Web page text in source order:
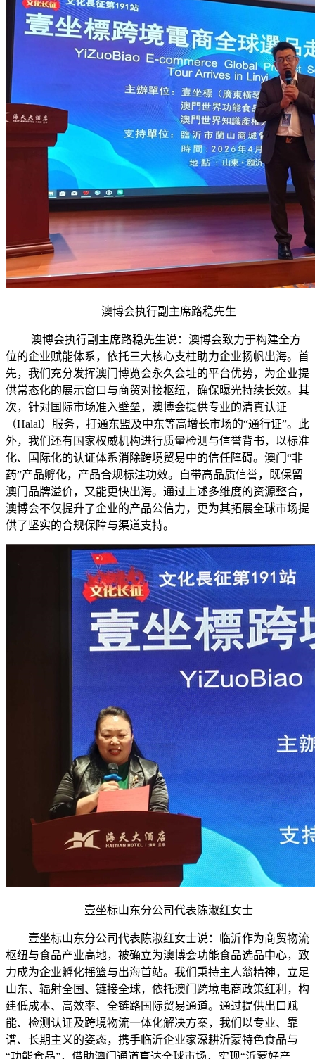
澳博会执行副主席路稳先生
澳博会执行副主席路稳先生说：澳博会致力于构建全方
位的企业赋能体系，依托三大核心支柱助力企业扬帆出海。首
先，我们充分发挥澳门博览会永久会址的平台优势，为企业提
供常态化的展示窗口与商贸对接枢纽，确保曝光持续长效。其
次，针对国际市场准入壁垒，澳博会提供专业的清真认证
（Halal）服务，打通东盟及中东等高增长市场的“通行证”。此
外，我们还有国家权威机构进行质量检测与信誉背书，以标准
化、国际化的认证体系消除跨境贸易中的信任障碍。澳门“非
药”产品孵化，产品合规标注功效。自带高品质信誉，既保留
澳门品牌溢价，又能更快出海。通过上述多维度的资源整合，
澳博会不仅提升了企业的产品公信力，更为其拓展全球市场提
供了坚实的合规保障与渠道支持。
壹坐标山东分公司代表陈淑红女士
壹坐标山东分公司代表陈淑红女士说：临沂作为商贸物流
枢纽与食品产业高地，被确立为澳博会功能食品选品中心，致
力成为企业孵化摇篮与出海首站。我们秉持主人翁精神，立足
山东、辐射全国、链接全球，依托澳门跨境电商政策红利，构
建低成本、高效率、全链路国际贸易通道。通过提供出口赋
能、检测认证及跨境物流一体化解决方案，我们以专业、靠
谱、长期主义的姿态，携手临沂企业家深耕沂蒙特色食品与